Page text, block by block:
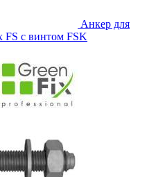
Анкер для
FS с винтом FSK